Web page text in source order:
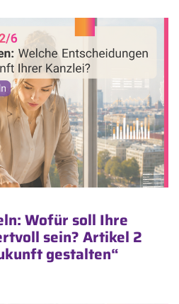
Wofür soll Ihre
sein? Artikel 2
gestalten“